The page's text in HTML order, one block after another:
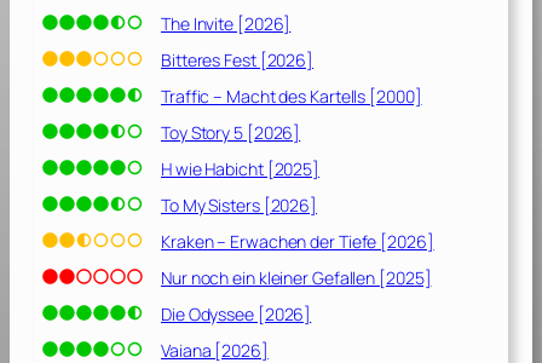
The Invite [2026]
Bitteres Fest [2026]
Traffic – Macht des Kartells [2000]
Toy Story 5 [2026]
H wie Habicht [2025]
To My Sisters [2026]
Kraken – Erwachen der Tiefe [2026]
Nur noch ein kleiner Gefallen [2025]
Die Odyssee [2026]
Vaiana [2026]